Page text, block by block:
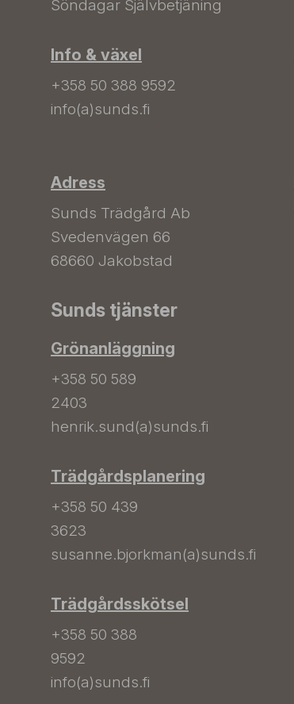
Söndagar Självbetjäning
Info & växel
+358 50 388 9592
info(a)sunds.fi
Adress
Sunds Trädgård Ab
Svedenvägen 66
68660 Jakobstad
Sunds tjänster
Grönanläggning
+358 50 589
2403
henrik.sund(a)sunds.fi
Trädgårdsplanering
+358 50 439
3623
susanne.bjorkman(a)sunds.fi
Trädgårdsskötsel
+358 50 388
9592
info(a)sunds.fi